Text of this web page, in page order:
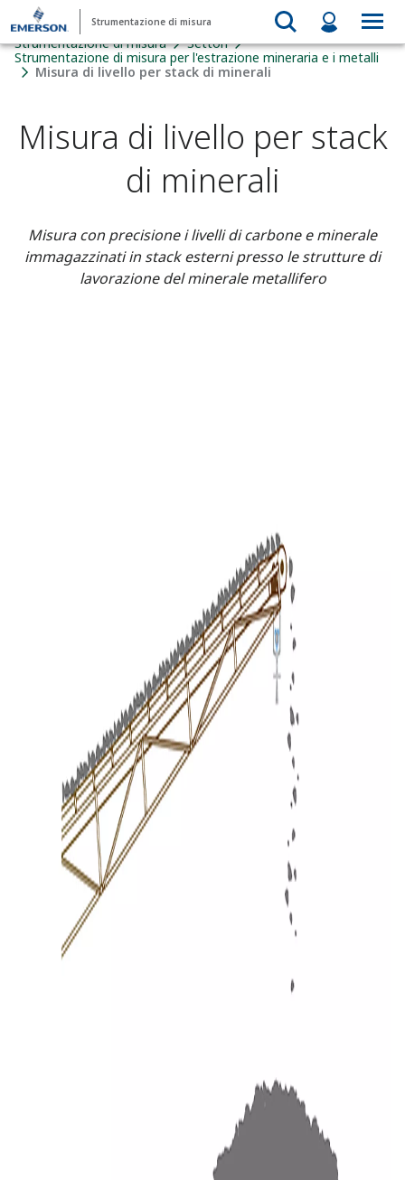
Strumentazione di misura
Strumentazione di misura
Settori
Strumentazione di misura per l'estrazione mineraria e i metalli
Misura di livello per stack di minerali
Misura di livello per stack
di minerali
Misura con precisione i livelli di carbone e minerale
immagazzinati in stack esterni presso le strutture di
lavorazione del minerale metallifero